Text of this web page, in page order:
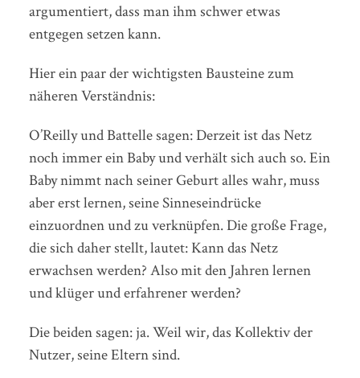
argumentiert, dass man ihm schwer etwas
entgegen setzen kann.
Hier ein paar der wichtigsten Bausteine zum
näheren Verständnis:
O’Reilly und Battelle sagen: Derzeit ist das Netz
noch immer ein Baby und verhält sich auch so. Ein
Baby nimmt nach seiner Geburt alles wahr, muss
aber erst lernen, seine Sinneseindrücke
einzuordnen und zu verknüpfen. Die große Frage,
die sich daher stellt, lautet: Kann das Netz
erwachsen werden? Also mit den Jahren lernen
und klüger und erfahrener werden?
Die beiden sagen: ja. Weil wir, das Kollektiv der
Nutzer, seine Eltern sind.